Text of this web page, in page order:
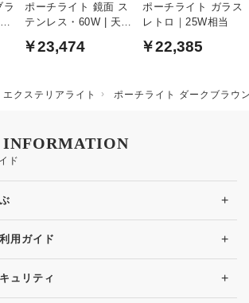
ラ
ポーチライト 鏡面 ス
テンレス・60W | 天井
￥23,474
ポーチライト ガラス
レトロ｜25W相当
￥22,385
エクステリアライト ポーチライト ダークブラウ
ド
INFORMATION
+
用ガイド +
ュリティ +